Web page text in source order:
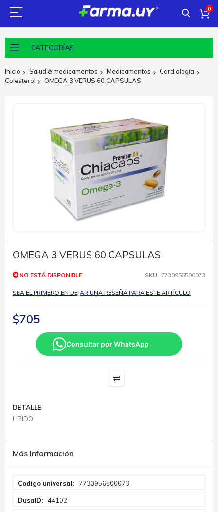
0
CATEGORÍAS
Inicio Salud & medicamentos Medicamentos
Cardiología
Colesterol
OMEGA 3 VERUS 60 CAPSULAS
comienzo
de
galería
imágenes
OMEGA 3 VERUS 60 CAPSULAS
NO ESTÁ DISPONIBLE SKU 7730956500073
SEA EL PRIMERO EN DEJAR UNA RESEÑA PARA ESTE ARTÍCULO
$705
Consultar por WhatsApp
DETALLE
LIPIDO
Más Información
Información
7730956500073
44102